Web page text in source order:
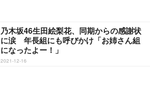
乃木坂46生田絵梨花、同期からの感謝状
に涙 年長組にも呼びかけ「お姉さん組
になったよー！」
2021-12-16